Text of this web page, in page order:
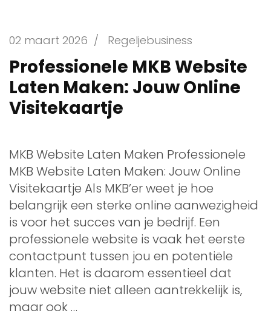
02 maart 2026 / Regeljebusiness
Professionele MKB Website
Laten Maken: Jouw Online
Visitekaartje
MKB Website Laten Maken Professionele
MKB Website Laten Maken: Jouw Online
Visitekaartje Als MKB’er weet je hoe
belangrijk een sterke online aanwezigheid
is voor het succes van je bedrijf. Een
professionele website is vaak het eerste
contactpunt tussen jou en potentiële
klanten. Het is daarom essentieel dat
jouw website niet alleen aantrekkelijk is,
maar ook …